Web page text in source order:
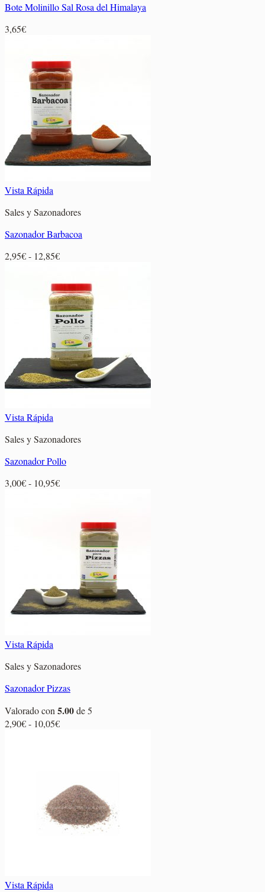
Bote Molinillo Sal Rosa del Himalaya
3,65€
Vista Rápida
Sales y Sazonadores
Sazonador Barbacoa
2,95€- 12,85€Rango
precios:
desde
2,95€
hasta
12,85€
Vista Rápida
Sales y Sazonadores
Sazonador Pollo
3,00€- 10,95€Rango
3,00€
Vista Rápida
Sales y Sazonadores
Sazonador Pizzas
Valorado con 5.00de 5
2,90€- 10,05€Rango
hasta
10,05€
Vista Rápida